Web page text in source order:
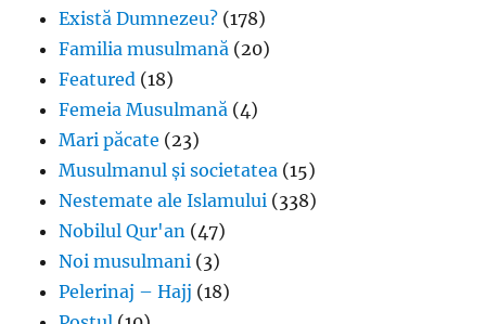
Există Dumnezeu? (178)
Familia musulmană (20)
Featured (18)
Femeia Musulmană (4)
Mari păcate (23)
Musulmanul și societatea (15)
Nestemate ale Islamului (338)
Nobilul Qur'an (47)
Noi musulmani (3)
Pelerinaj – Hajj (18)